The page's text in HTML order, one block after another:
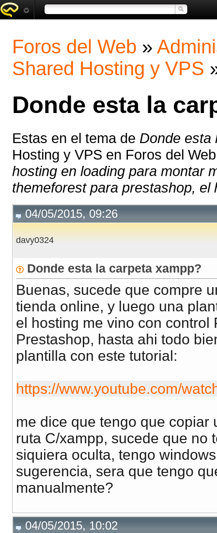
Foros del Web »
Shared Hosting y VPS
Donde esta la
Estas en el tema de Donde esta
Hosting y VPS en Foros del
hosting en loading para montar
themeforest para prestashop, el
04/05/2015, 09:26
davy0324
Donde esta la carpeta xampp?
Buenas, sucede que compre
tienda online, y luego una
el hosting me vino con
Prestashop, hasta ahi todo
plantilla con este tutorial:
https://www.youtube.com/
me dice que tengo que
ruta C/xampp, sucede que no
siquiera oculta, tengo
sugerencia, sera que tengo
manualmente?
04/05/2015, 10:02